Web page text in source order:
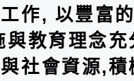
作, 以豐富
與教育理念
社會資源,